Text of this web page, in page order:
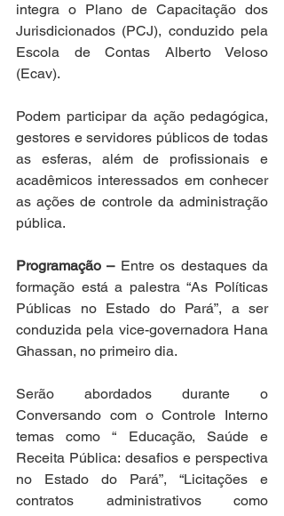
integra o Plano de Capacitação dos
Jurisdicionados (PCJ), conduzido pela
Escola de Contas Alberto Veloso
(Ecav).
Podem participar da ação pedagógica,
gestores e servidores públicos de todas
as esferas, além de profissionais e
acadêmicos interessados em conhecer
as ações de controle da administração
pública.
Programação – Entre os destaques da
formação está a palestra “As Políticas
Públicas no Estado do Pará”, a ser
conduzida pela vice-governadora Hana
Ghassan, no primeiro dia.
Serão abordados durante o
Conversando com o Controle Interno
temas como “ Educação, Saúde e
Receita Pública: desafios e perspectiva
no Estado do Pará”, “Licitações e
contratos administrativos como